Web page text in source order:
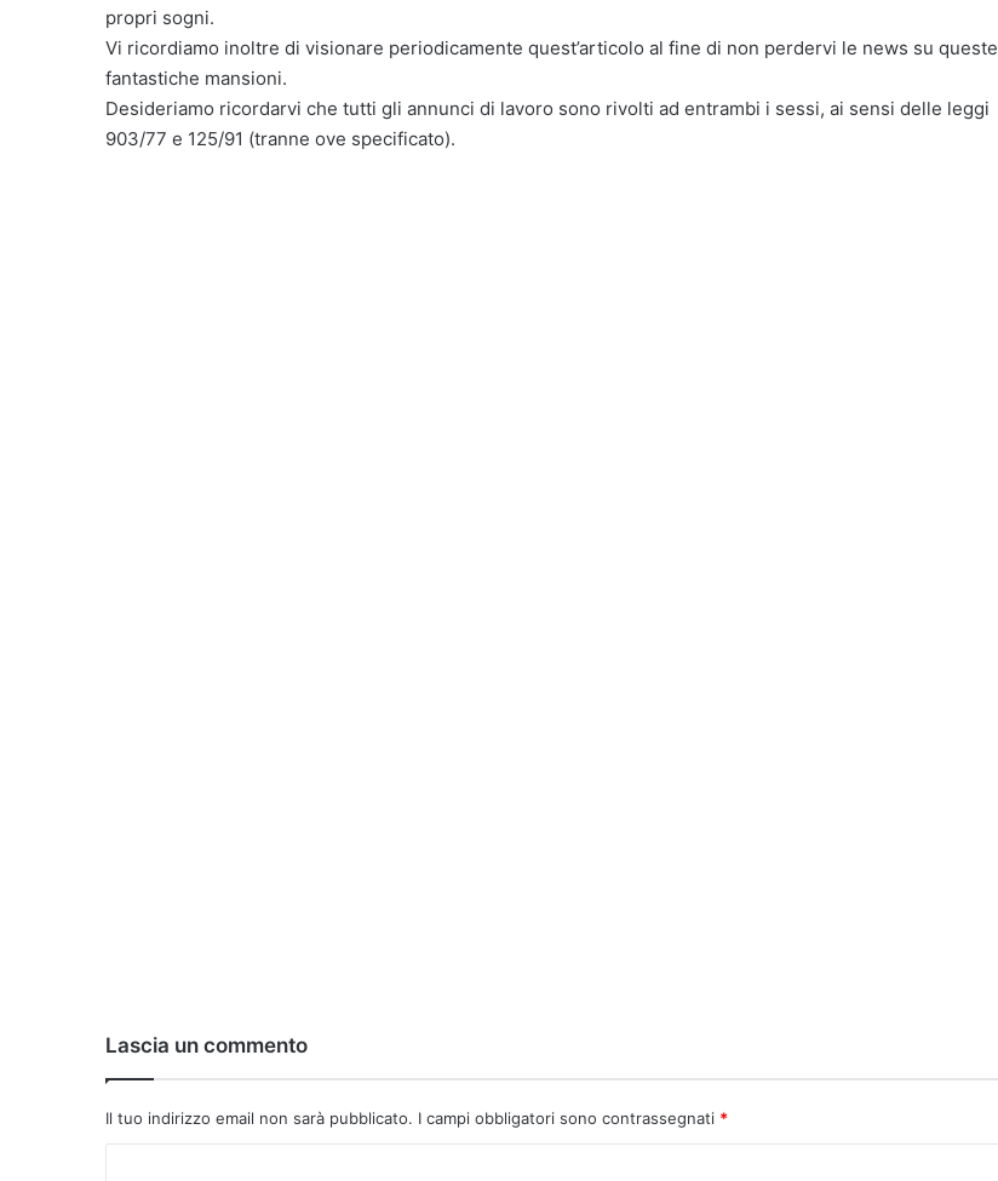
propri sogni.
Vi ricordiamo inoltre di visionare periodicamente quest’articolo al fine di non perdervi le news su queste
fantastiche mansioni.
Desideriamo ricordarvi che tutti gli annunci di lavoro sono rivolti ad entrambi i sessi, ai sensi delle leggi
903/77 e 125/91 (tranne ove specificato).
Lascia un commento
Il tuo indirizzo email non sarà pubblicato. I campi obbligatori sono contrassegnati *